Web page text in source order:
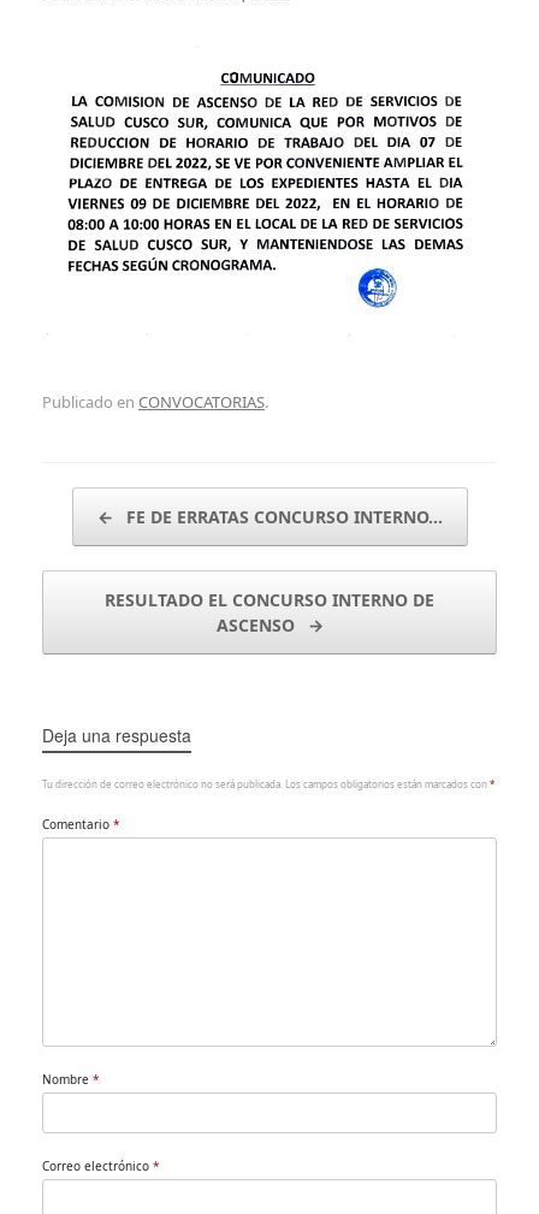
Publicado en CONVOCATORIAS.
Navegador de artículos
← FE DE ERRATAS CONCURSO INTERNO…
RESULTADO EL CONCURSO INTERNO DE
ASCENSO
→
Deja una respuesta
Tu dirección de correo electrónico no será publicada. Los campos obligatorios están marcados con*
Comentario *
Nombre *
Correo electrónico *